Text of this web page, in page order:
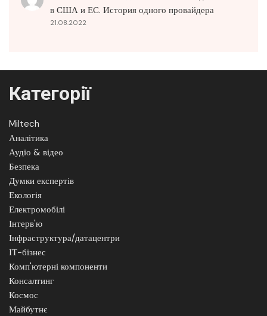
в США и ЕС. История одного провайдера
21.08.2022
Категорії
Miltech
Аналітика
Аудіо & відео
Безпека
Думки експертів
Екологія
Електромобілі
Інтерв'ю
Інфраструктура/датацентри
ІТ-бізнес
Комп'ютерні компоненти
Консалтинг
Космос
Майбутнє